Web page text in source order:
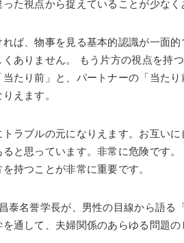
た視点から捉えていることが少なく
ば、物事を見る基本的認識が一面
ありません。 もう片方の視点を持
たり前」と、パートナーの「当た
えます。
ラブルの元になりえます。お互いに
と思っています。非常に危険です
持つことが非常に重要です。
泰名誉学長が、男性の目線から語る
通して、夫婦関係のあらゆる問題の